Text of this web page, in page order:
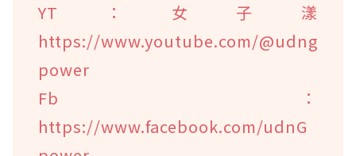
YT：女子漾
https://www.youtube.com/@udng
power
Fb：
https://www.facebook.com/udnG